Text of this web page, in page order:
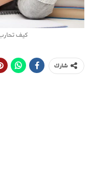
كيف
شارك